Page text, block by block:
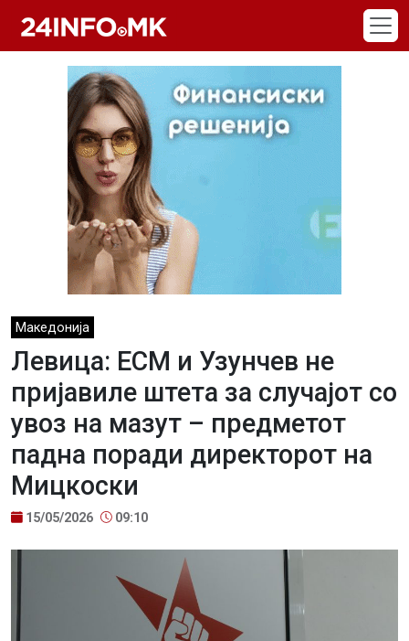
Македонија
Левица: ЕСМ и Узунчев не
пријавиле штета за случајот со
увоз на мазут – предметот
падна поради директорот на
Мицкоски
15/05/2026 09:10